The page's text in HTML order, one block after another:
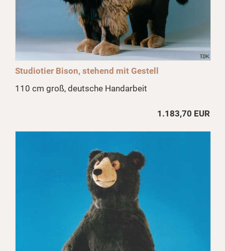
Studiotier Bison, stehend mit Gestell
110 cm groß, deutsche Handarbeit
1.183,70 EUR